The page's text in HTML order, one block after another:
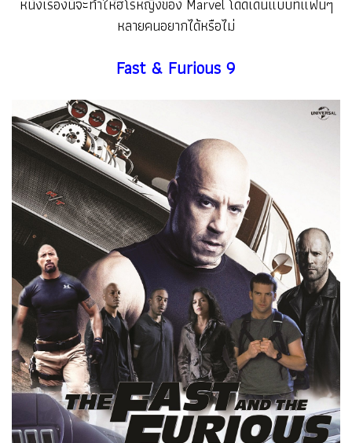
หลายคนอยากได้หรือไม่
Fast & Furious 9